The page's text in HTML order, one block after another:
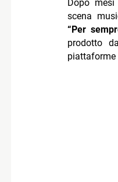
Dopo
scena
“Per
prodotto